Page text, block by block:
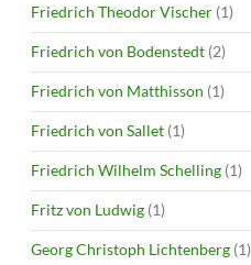
Friedrich Theodor Vischer (1)
Friedrich von Bodenstedt (2)
Friedrich von Matthisson (1)
Friedrich von Sallet (1)
Friedrich Wilhelm Schelling (1)
Fritz von Ludwig (1)
Georg Christoph Lichtenberg (1)